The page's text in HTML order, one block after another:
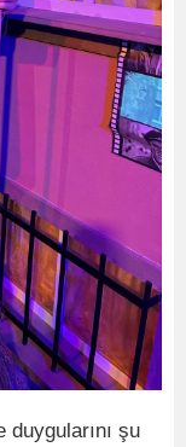
duygularını şu